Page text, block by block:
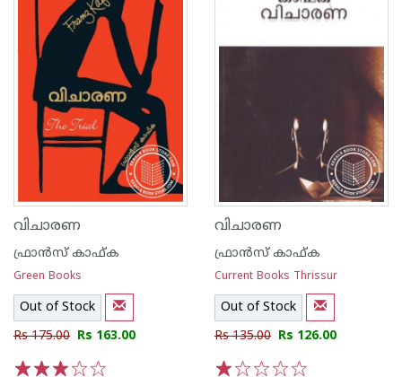
വിചാരണ
ഫ്രാന്‍സ് കാഫ്ക
Green Books
Out of Stock
Rs 175.00 Rs 163.00
വിചാരണ
ഫ്രാന്‍സ് കാഫ്ക
Current Books Thrissur
Out of Stock
Rs 135.00 Rs 126.00